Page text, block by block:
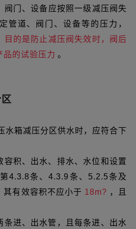
阀门、设备应按照一级减压阀失
管道、阀门、设备等的压力，
目的是防止减压阀失效时，阀后
品的试验压力 。
水箱减压分区供水时，应符合下
积、出水、排水、水位和设置
4.3.8条、4.3.9条、5.2.5条及
有效容积不应小于 18m? ，且
进、出水管，且每条进、出水